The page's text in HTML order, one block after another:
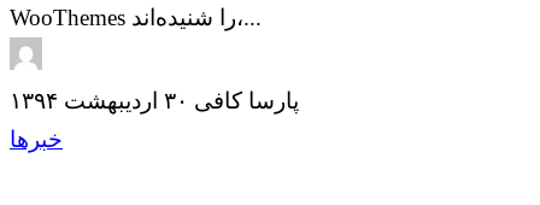
WooThemes را شنیده‌اند،...
پارسا کافی ۳۰ اردیبهشت ۱۳۹۴
خبرها